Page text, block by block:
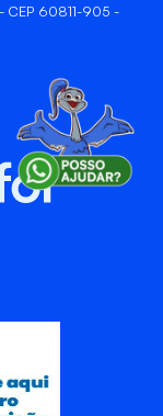
CEP 60811-905 -